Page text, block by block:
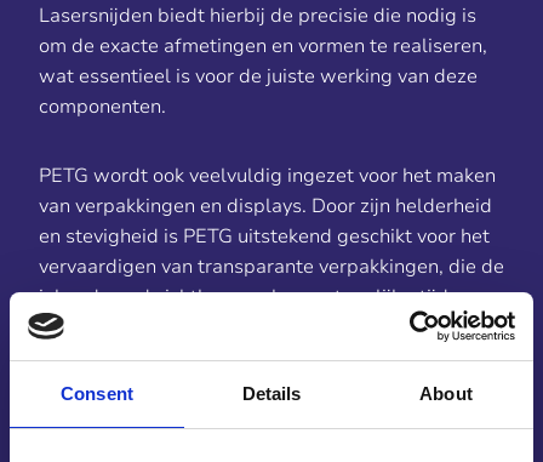
Consent Details About
Lasersnijden biedt hierbij de precisie die nodig is
om de exacte afmetingen en vormen te realiseren,
wat essentieel is voor de juiste werking van deze
componenten.
PETG wordt ook veelvuldig ingezet voor het maken
van verpakkingen en displays. Door zijn helderheid
en stevigheid is PETG uitstekend geschikt voor het
vervaardigen van transparante verpakkingen, die de
inhoud goed zichtbaar maken en tegelijkertijd
beschermen.
Een ander belangrijk toepassingsgebied voor PETG
lasersnijden is in de signage- en reclame-industrie.